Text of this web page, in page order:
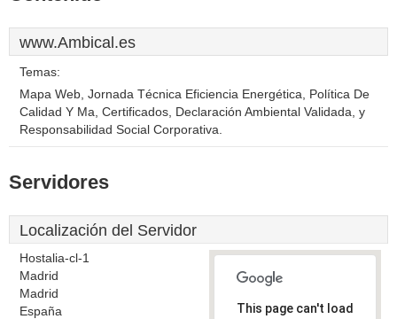
www.Ambical.es
Temas:
Mapa Web, Jornada Técnica Eficiencia Energética, Política De
Calidad Y Ma, Certificados, Declaración Ambiental Validada, y
Responsabilidad Social Corporativa.
Servidores
Localización del Servidor
Hostalia-cl-1
Madrid
Madrid
España
This page can't load